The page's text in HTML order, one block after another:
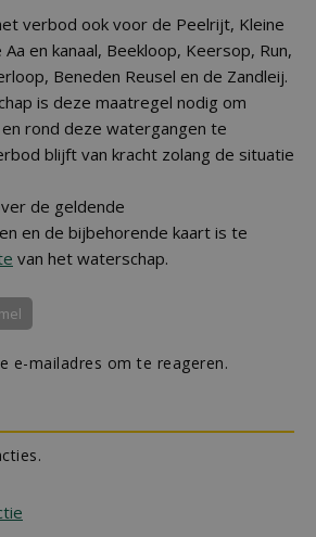
verbod ook voor de Peelrijt, Kleine
en kanaal, Beekloop, Keersop, Run,
Beneden Reusel en de Zandleij.
is deze maatregel nodig om
rond deze watergangen te
blijft van kracht zolang de situatie
de geldende
en de bijbehorende kaart is te
van het waterschap.
mailadres om te reageren.